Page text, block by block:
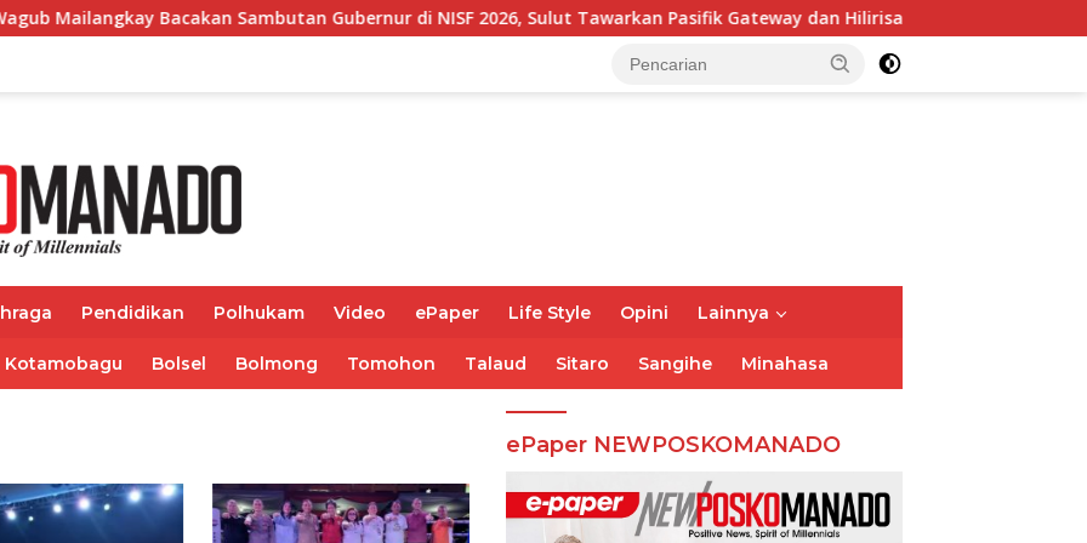
Bacakan Sambutan Gubernur di NISF 2026, Sulut Tawarkan Pasifik Gateway dan Hilirisasi Kelapa ke Investor
Pendidikan Polhukam Video ePaper Life Style Opini Lainnya
Kotamobagu Bolsel Bolmong Tomohon Talaud Sitaro Sangihe Minahasa
ePaper NEWPOSKOMANADO